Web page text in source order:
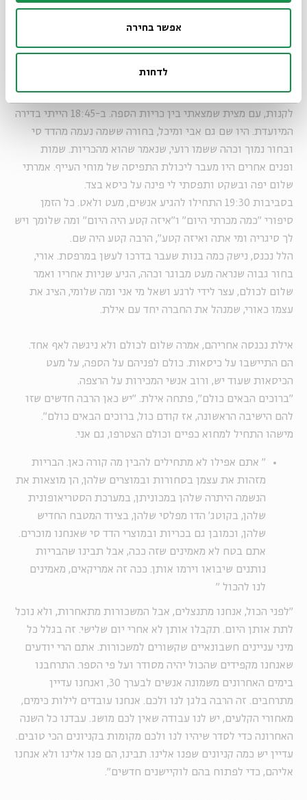
אפשר בחירה
לדחות
הרבה פרענקים, אם אתה מבין למה אני מתכוון. אתה מקיבוץ,
נכון? מושב? מירושלים? לא משנה. עוד מעט יש ישיבה של החברה
לקנות, עם מצית שמצאתי בין כריות הספה. ב-18:45 הייתי בדירה
המיועדת. היו שם גם אבי ומיכל, בחורה ששמה נעמה מהדד סי
ובחור נמוך וכהה ששמו רועי, שנאמר שהוא מהכריות. שמות
ופנים אחרים היו מעבר ליכולת התפיסה של מוחי העייף. אמרתי
שלום יפה ובשקט ותפסתי לי פינה על כיסא בצד.
בסביבות 19:30 התחילו להגיע אנשים, מעט ולאט. כל הזמן
סיפורי "כמה מכרתי היום" ו"איזה קטע היה היום" ומה שלומך ויש
לך סיגריה ומי אתה ואיזה קטע", הרבה קטע היה שם.
הלל נכנס, נישק כמה בנות שעבר בדרכו לעשן במרפסת. אורי,
בחור גבוה שנראה מעט מבוגר וכהה, הגיע שניות אחריו ואמר
שלום לכולם, עצר לידי לרגע ושאל מי אני ומה שלומי, הציג את
עצמו כאורי, שמנהל את החברה יחד עם אילת.
אילת נכנסה אחריהם, אמרה שלום לכולם ולא ניגשה לאף אחד.
הם התיישבו על כיסאות. כולם לפניהם על הספה, על מעט
הכיסאות שעוד יש, ורוב אנשי המכירות על הרצפה.
"ברוכים הבאים כולם", פתחה אילת. "יש כאן הרבה חדשים שזו
להם הישיבה הראשונה, אז קודם כול, ברוכים הבאים כולם".
מישהו התחיל למחוא כפיים וכולם הצטרפו, גם אני.
" אתם אפילו לא מתחילים להבין מה קורה כאן. הבריות
מזהות את עצמן בסחורות ובמוצרים שלהן, הן מוצאות את
הנשמה היתרה שלהן במכוניתן, במערכת הסטריאופונית
שלהן, בקוטג' הדו מפלסי שלהן, בציוד המטבח החדיש
שלהן, וכמובן גם בכריות ובמוצרי הדד סי שאנחנו מוכרים.
אתם בטח לא מאמינים שזה ככה, אבל תבינו שהבריות
נותנים שיבואו וירמו אותן. ככה זה אמריקאים, מאמינים
לנו להכול "
"לפני הכול, אנחנו מתנצלים, אבל המשכורות מתאחרות, ולא נוכל
לתת אותן היום. תקבלו אותן לא אחרי יום שלישי. זה בגלל כל
מיני עניינים חשבונאיים שקשורים למשכורות. אתם הרי יודעים
שאנחנו מקפידים שהכול יהיה מסודר ועל פי הספר. התרחבנו
בימים האחרונים משמונה אנשים לבערך 30, ואנחנו עדיין
מתרחבים. זה הרבה בלגן לנו ולכם. אנחנו עובדים לילות כימים,
מאחורי הקלעים, יש לנו עבודה שאין לכם מושג. עבדנו כל השנה
האחרונה כדי לסדר שיהיו לנו ולכם מקומות בקניונים הכי טובים.
עדיין יש כמה קניונים שפנו אלינו. תבינו, הם פנו אלינו ולא אנחנו
אליהם, כדי לפתוח בהם לוקיישנים חדשים".